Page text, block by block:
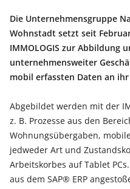
Die Unternehmensgruppe
Wohnstadt setzt seit
IMMOLOGIS zur Abbildung
unternehmensweiter
mobil erfassten Daten an ihr
Abgebildet werden mit der
z. B. Prozesse aus den
Wohnungsübergaben,
jedweder Art und
Arbeitskorbes auf Tablet
aus dem SAP® ERP